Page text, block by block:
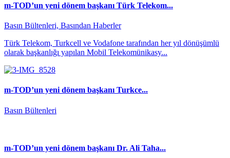
m-TOD’un yeni dönem başkanı Türk Telekom...
Basın Bültenleri, Basından Haberler
Türk Telekom, Turkcell ve Vodafone tarafından her yıl dönüşümlü
olarak başkanlığı yapılan Mobil Telekomünikasy...
m-TOD’un yeni dönem başkanı Turkce...
Basın Bültenleri
m-TOD’un yeni dönem başkanı Dr. Ali Taha...